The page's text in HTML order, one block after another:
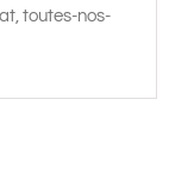
toutes-nos-